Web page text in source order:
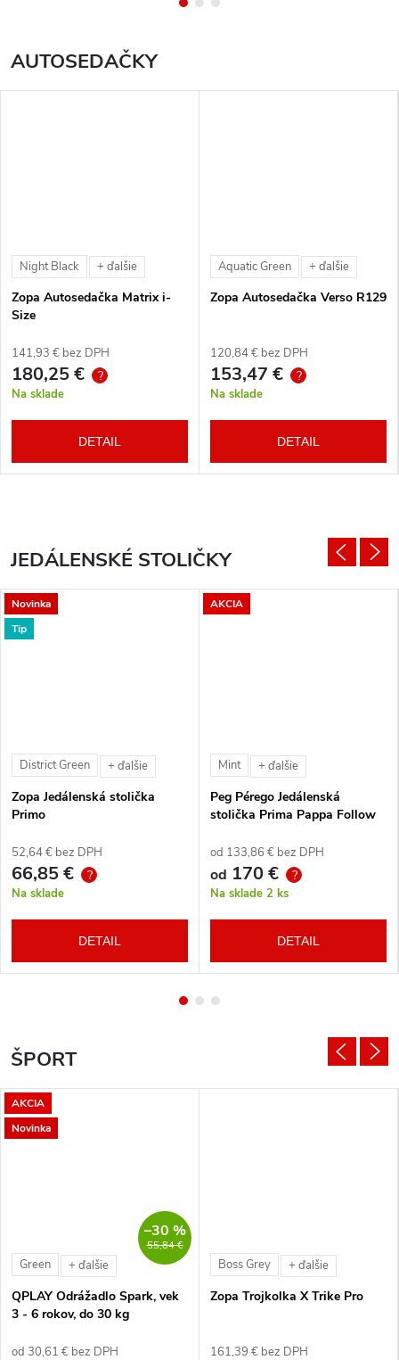
AUTOSEDAČKY
Night Black + ďalšie
Zopa Autosedačka Matrix i-
Size
141,93 € bez DPH
180,25 € ?
Na sklade
DETAIL
Aquatic Green + ďalšie
Zopa Autosedačka Verso R129
120,84 € bez DPH
153,47 € ?
Na sklade
DETAIL
JEDÁLENSKÉ STOLIČKY
Novinka
Tip
District Green + ďalšie
Zopa Jedálenská stolička
Primo
52,64 € bez DPH
66,85 € ?
Na sklade
DETAIL
AKCIA
Mint + ďalšie
Peg Pérego Jedálenská
stolička Prima Pappa Follow
od 133,86 € bez DPH
od 170 € ?
Na sklade 2 ks
DETAIL
ŠPORT
AKCIA
Novinka
55,84 €
–30 %
Green + ďalšie
QPLAY Odrážadlo Spark, vek
3 - 6 rokov, do 30 kg
od 30,61 € bez DPH
Boss Grey + ďalšie
Zopa Trojkolka X Trike Pro
161,39 € bez DPH